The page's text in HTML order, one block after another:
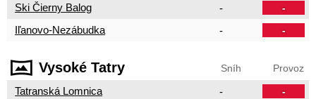
Ski Čierny Balog - -
Iľanovo-Nezábudka - -
Vysoké Tatry Sníh Provoz
Tatranská Lomnica - -